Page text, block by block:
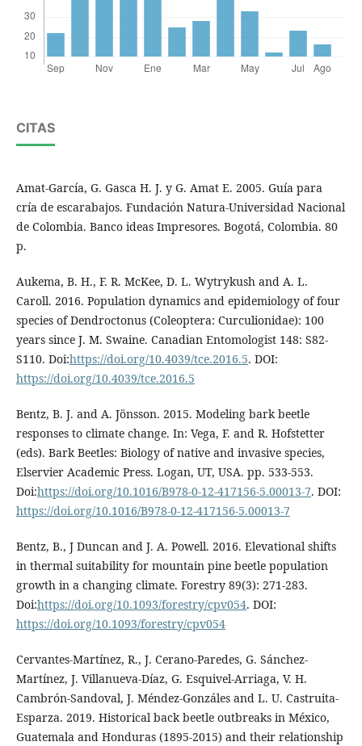
CITAS
Amat-García, G. Gasca H. J. y G. Amat E. 2005. Guía para
cría de escarabajos. Fundación Natura-Universidad Nacional
de Colombia. Banco ideas Impresores. Bogotá, Colombia. 80
p.
Aukema, B. H., F. R. McKee, D. L. Wytrykush and A. L.
Caroll. 2016. Population dynamics and epidemiology of four
species of Dendroctonus (Coleoptera: Curculionidae): 100
years since J. M. Swaine. Canadian Entomologist 148: S82-
S110. Doi:https://doi.org/10.4039/tce.2016.5. DOI:
https://doi.org/10.4039/tce.2016.5
Bentz, B. J. and A. Jönsson. 2015. Modeling bark beetle
responses to climate change. In: Vega, F. and R. Hofstetter
(eds). Bark Beetles: Biology of native and invasive species,
Elservier Academic Press. Logan, UT, USA. pp. 533-553.
Doi:https://doi.org/10.1016/B978-0-12-417156-5.00013-7. DOI:
https://doi.org/10.1016/B978-0-12-417156-5.00013-7
Bentz, B., J Duncan and J. A. Powell. 2016. Elevational shifts
in thermal suitability for mountain pine beetle population
growth in a changing climate. Forestry 89(3): 271-283.
Doi:https://doi.org/10.1093/forestry/cpv054. DOI:
https://doi.org/10.1093/forestry/cpv054
Cervantes-Martínez, R., J. Cerano-Paredes, G. Sánchez-
Martínez, J. Villanueva-Díaz, G. Esquivel-Arriaga, V. H.
Cambrón-Sandoval, J. Méndez-Gonzáles and L. U. Castruita-
Esparza. 2019. Historical back beetle outbreaks in México,
Guatemala and Honduras (1895-2015) and their relationship